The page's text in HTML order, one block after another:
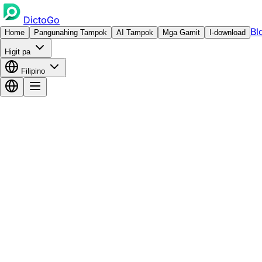
DictoGo
Home Pangunahing Tampok AI Tampok Mga Gamit I-download
Higit pa
Filipino